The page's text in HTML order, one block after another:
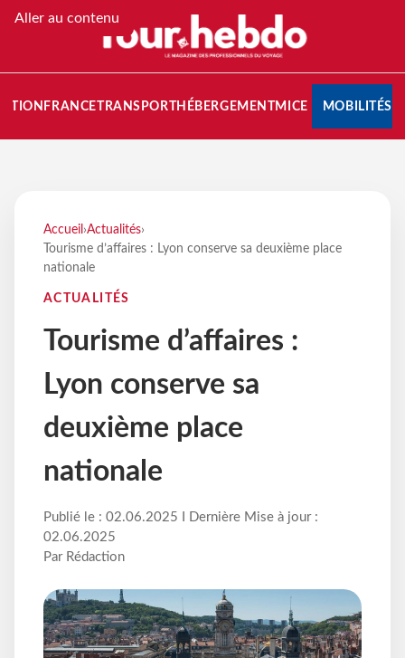
Aller au contenu
FRANCETRANSPORT HÉBERGEMENTMICE MOBILITÉS
Accueil ›Actualités›
Tourisme d’affaires : Lyon conserve sa deuxième place
nationale
ACTUALITÉS
Tourisme d’affaires :
Lyon conserve sa
deuxième place
nationale
Publié le : 02.06.2025 I Dernière Mise à jour :
02.06.2025
Par Rédaction